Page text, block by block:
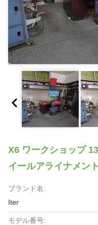
X6 ワークショップ
イールアライナメン
ブランド名:
Iter
モデル番号: